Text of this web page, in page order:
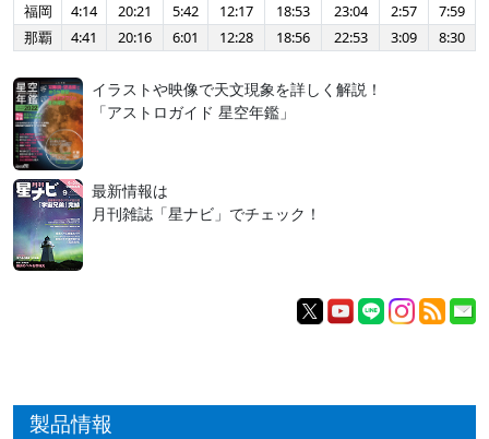
福岡
4:14 20:21 5:42 12:17 18:53 23:04 2:57
7:59
那覇
4:41 20:16 6:01 12:28 18:56 22:53 3:09 8:30
イラストや映像で天文現象を詳しく解説！
「アストロガイド 星空年鑑」
最新情報は
月刊雑誌「星ナビ」でチェック！
製品情報